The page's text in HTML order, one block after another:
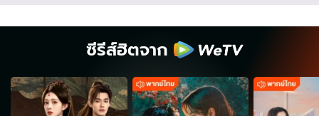
ซีรีส์ฮิตจาก